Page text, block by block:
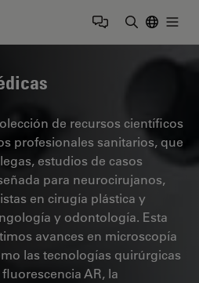
de recursos científicos
profesionales sanitarios, que
estudios de casos
para neurocirujanos,
en cirugía plástica y
y odontología. Esta
avances en microscopía
las tecnologías quirúrgicas
AR, la